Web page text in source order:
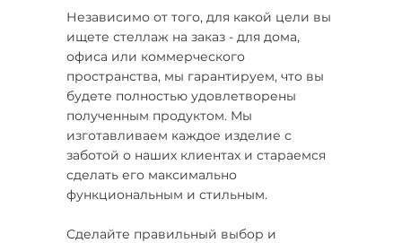
Независимо от того, для какой цели вы
ищете стеллаж на заказ - для дома,
офиса или коммерческого
пространства, мы гарантируем, что вы
будете полностью удовлетворены
полученным продуктом. Мы
изготавливаем каждое изделие с
заботой о наших клиентах и стараемся
сделать его максимально
функциональным и стильным.
Сделайте правильный выбор и